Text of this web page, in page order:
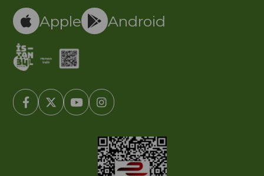
Apple Android